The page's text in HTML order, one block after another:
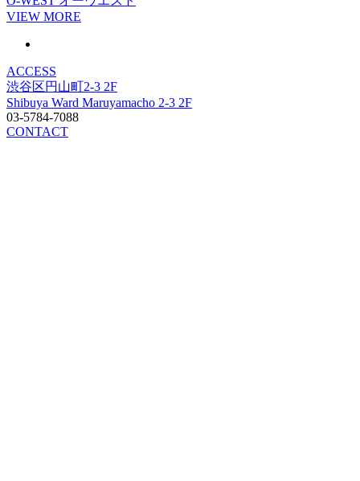
VIEW MORE
ACCESS
渋谷区円山町2-3 2F
Shibuya Ward Maruyamacho 2-3 2F
03-5784-7088
CONTACT